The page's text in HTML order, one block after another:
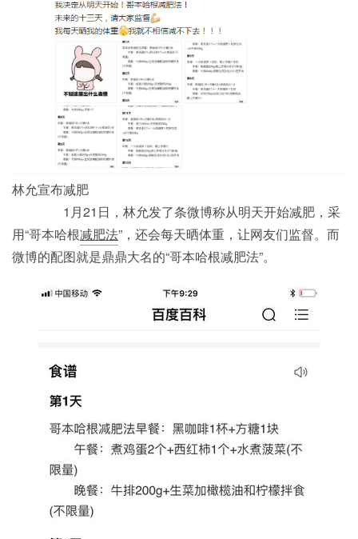
林允宣布减肥
1月21日，林允发了条微博称从明天开始减肥，采
用“哥本哈根减肥法”，还会每天晒体重，让网友们监督。而
微博的配图就是鼎鼎大名的“哥本哈根减肥法”。